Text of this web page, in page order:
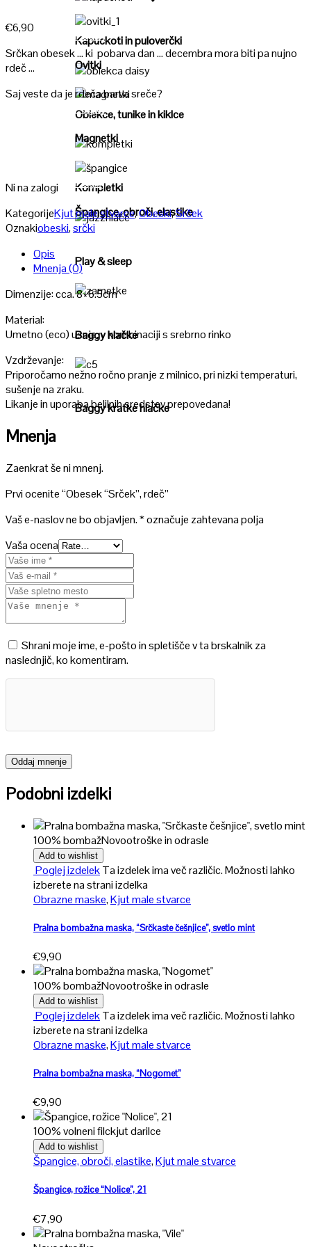
Poglej
Kapuckoti in puloverčki
Poglej
Oblekce, tunike in kiklce
Poglej
Kompletki
Poglej
Play & sleep
Baggy hlačke
Poglej
Baggy kratke hlačke
Poglej
Ovitki
Poglej
Magnetki
Poglej
Špangice, obroči, elastike
€6,90
Srčkan obesek … ki pobarva dan … decembra mora biti pa nujno
rdeč …
Saj veste da je rdeča barva sreče?
Ni na zalogi
KategorijeKjut male stvarce,Obeski,Srček
Oznakiobeski,srčki
Opis
Mnenja (0)
Dimenzije: cca. 8×6.5cm
Material:
Umetno (eco) usnje, v kombinaciji s srebrno rinko
Vzdrževanje:
Priporočamo nežno ročno pranje z milnico, pri nizki temperaturi,
sušenje na zraku.
Likanje in uporaba belilnih sredstev prepovedana!
Mnenja
Zaenkrat še ni mnenj.
Prvi ocenite “Obesek “Srček”, rdeč”
Vaš e-naslov ne bo objavljen.*označuje zahtevana polja
Vaša ocena
Shrani moje ime, e-pošto in spletišče v ta brskalnik za
naslednjič, ko komentiram.
Podobni izdelki
100% bombažNovootroške in odrasle
Add to wishlist
Poglej izdelekTa izdelek ima več različic. Možnosti lahko
izberete na strani izdelka
Obrazne maske,Kjut male stvarce
Pralna bombažna maska, “Srčkaste češnjice”, svetlo mint
€9,90
100% bombažNovootroške in odrasle
Add to wishlist
Poglej izdelekTa izdelek ima več različic. Možnosti lahko
izberete na strani izdelka
Obrazne maske,Kjut male stvarce
Pralna bombažna maska, “Nogomet”
€9,90
100% volneni filckjut darilce
Add to wishlist
Špangice, obroči, elastike,Kjut male stvarce
Špangice, rožice “Nolice”, 21
€7,90